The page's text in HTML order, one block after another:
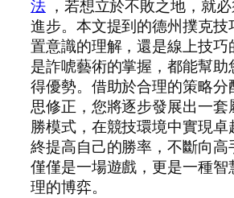
法，若想立於不敗之地，就
進步。本文提到的德州撲克技
置意識的理解，還是線上技巧
是詐唬藝術的掌握，都能幫助
得優勢。借助於合理的策略分
思修正，您將逐步發展出一套
勝模式，在競技環境中實現卓
終提高自己的勝率，不斷向高
僅僅是一場遊戲，更是一種智
理的博弈。